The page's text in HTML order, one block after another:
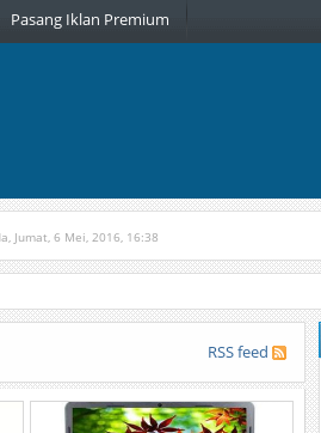
Pasang Iklan Premium
Jumat, 6 Mei, 2016, 16:38
2017, 21:34
RSS feed